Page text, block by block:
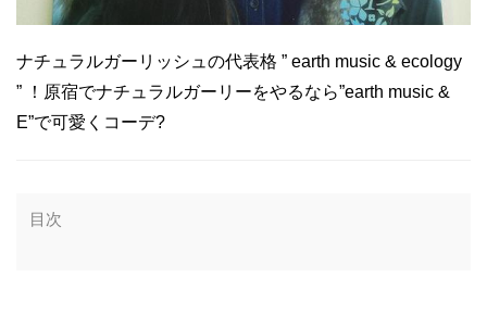
ナチュラルガーリッシュの代表格 ” earth music & ecology
” ！原宿でナチュラルガーリーをやるなら”earth music &
E”で可愛くコーデ?
目次